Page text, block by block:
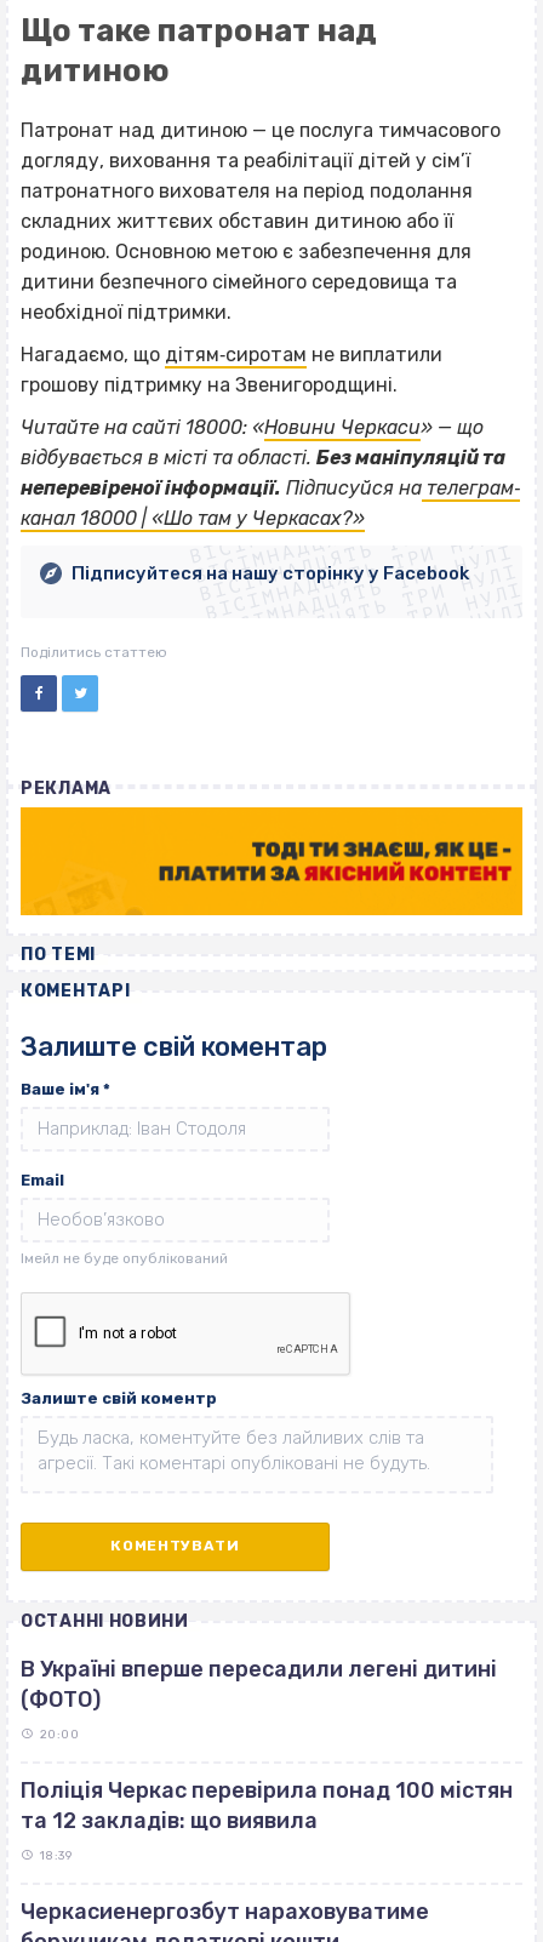
Що таке патронат над
дитиною
Патронат над дитиною — це послуга тимчасового
догляду, виховання та реабілітації дітей у сім’ї
патронатного вихователя на період подолання
складних життєвих обставин дитиною або її
родиною. Основною метою є забезпечення для
дитини безпечного сімейного середовища та
необхідної підтримки.
Нагадаємо, що дітям‐сиротам не виплатили
грошову підтримку на Звенигородщині.
Читайте на сайті 18000: «Новини Черкаси» — що
відбувається в місті та області. Без маніпуляцій та
неперевіреної інформації. Підписуйся на телеграм‐
канал 18000 | «Шо там у Черкасах?»
ВІСІМНАДЦЯТЬ ТРИ НУЛІ
ВІСІМНАДЦЯТЬ ТРИ НУЛІ
ВІСІМНАДЦЯТЬ ТРИ НУЛІ
ВІСІМНАДЦЯТЬ ТРИ НУЛІ
ВІСІМНАДЦЯТЬ ТРИ НУЛІ
ВІСІМНАДЦЯТЬ ТРИ НУЛІ
ВІСІМНАДЦЯТЬ ТРИ НУЛІ
ВІСІМНАДЦЯТЬ ТРИ НУЛІ
Підписуйтеся на нашу сторінку у Facebook
Поділитись статтею
РЕКЛАМА
ПО ТЕМІ
КОМЕНТАРІ
Залиште свій коментар
Ваше ім'я *
Email
Залиште свій коментр
ОСТАННІ НОВИНИ
В Україні вперше пересадили легені дитині
(ФОТО)
20:00
Поліція Черкас перевірила понад 100 містян
та 12 закладів: що виявила
18:39
Черкасиенергозбут нараховуватиме